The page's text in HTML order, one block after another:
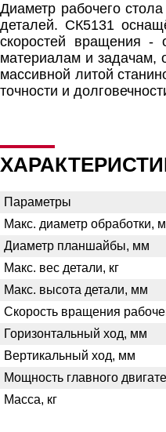
Диаметр рабочего
деталей. СК5131
скоростей вращения -
материалам и задачам,
массивной литой
точности и
Параметры
Макс. диаметр обработки,
Диаметр планшайбы, мм
Макс. вес детали, кг
Макс. высота детали, мм
Скорость вращения
Горизонтальный ход, мм
Вертикальный ход, мм
Мощность главного
Масса, кг